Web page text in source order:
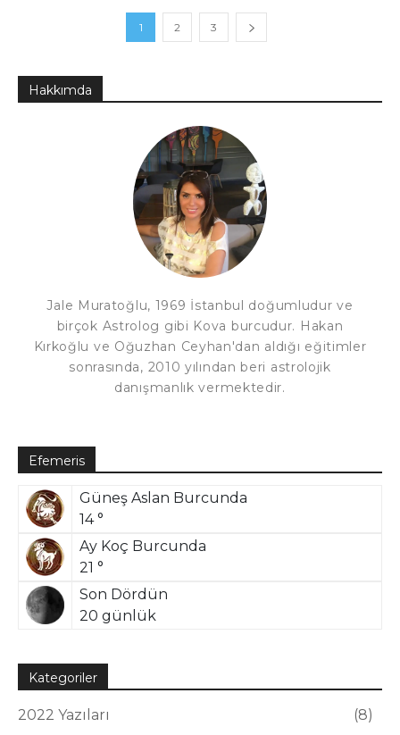
1 2 3
Hakkımda
Jale Muratoğlu, 1969 İstanbul doğumludur ve
birçok Astrolog gibi Kova burcudur. Hakan
Kırkoğlu ve Oğuzhan Ceyhan'dan aldığı eğitimler
sonrasında, 2010 yılından beri astrolojik
danışmanlık vermektedir.
Efemeris
Güneş Aslan Burcunda
14 °
Ay Koç Burcunda
21 °
Son Dördün
20 günlük
Kategoriler
2022 Yazıları 8